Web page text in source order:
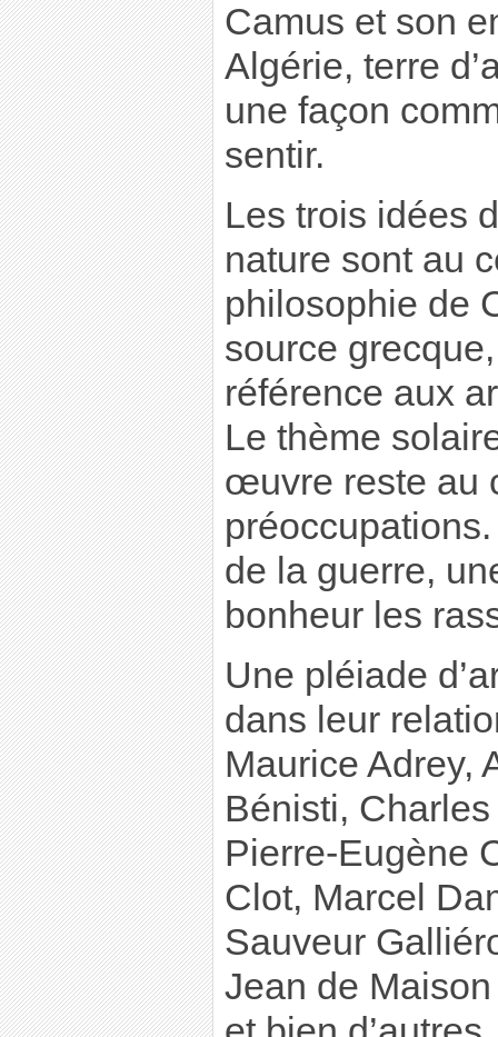
Camus et son
Algérie, terre
une façon
sentir.
Les trois idées
nature sont au
philosophie de
source
référence aux
Le thème
œuvre reste au
de la guerre,
bonheur les
Une pléiade
dans leur
Maurice Adrey,
Bénisti,
Pierre-Eugène
Clot, Marcel
Sauveur
Jean de